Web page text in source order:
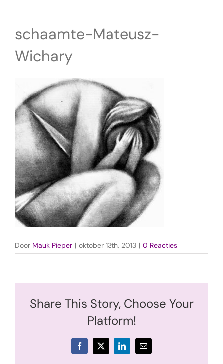
schaamte-Mateusz-
Wichary
Door Mauk Pieper | oktober 13th, 2013 | 0 Reacties
Share This Story, Choose Your
Platform!
Facebook
X LinkedIn
E-
mail